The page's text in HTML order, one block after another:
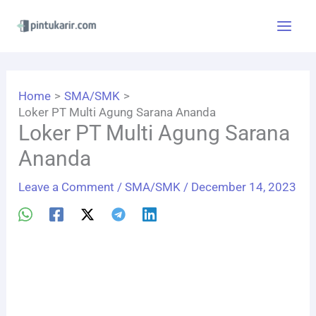
Home
SMA/SMK
Loker PT Multi Agung Sarana Ananda
Loker PT Multi Agung Sarana
Ananda
Leave a Comment /SMA/SMK / December 14, 2023